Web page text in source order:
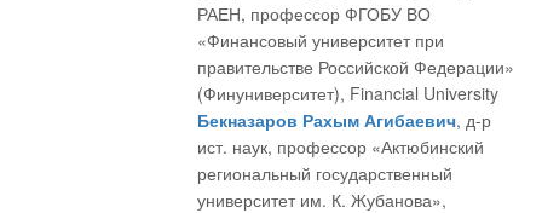
РАЕН, профессор ФГОБУ ВО
«Финансовый университет при
правительстве Российской Федерации»
(Финуниверситет), Financial University
Бекназаров Рахым Агибаевич, д-р
ист. наук, профессор «Актюбинский
региональный государственный
университет им. К. Жубанова»,